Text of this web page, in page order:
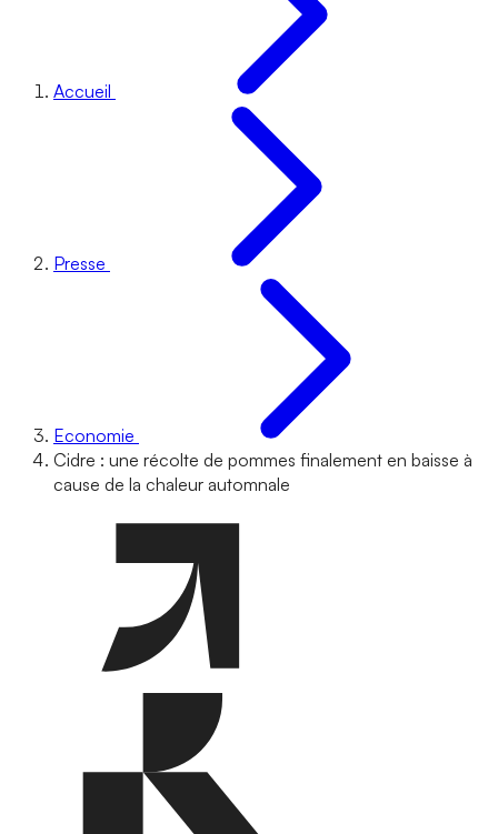
Accueil
Presse
Economie
Cidre : une récolte de pommes finalement en baisse à
cause de la chaleur automnale